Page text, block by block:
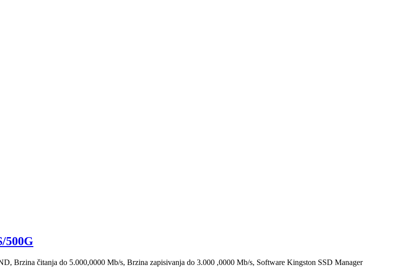
500G
Brzina čitanja do 5.000,0000 Mb/s, Brzina zapisivanja do 3.000 ,0000 Mb/s, Software Kingston SSD Manager